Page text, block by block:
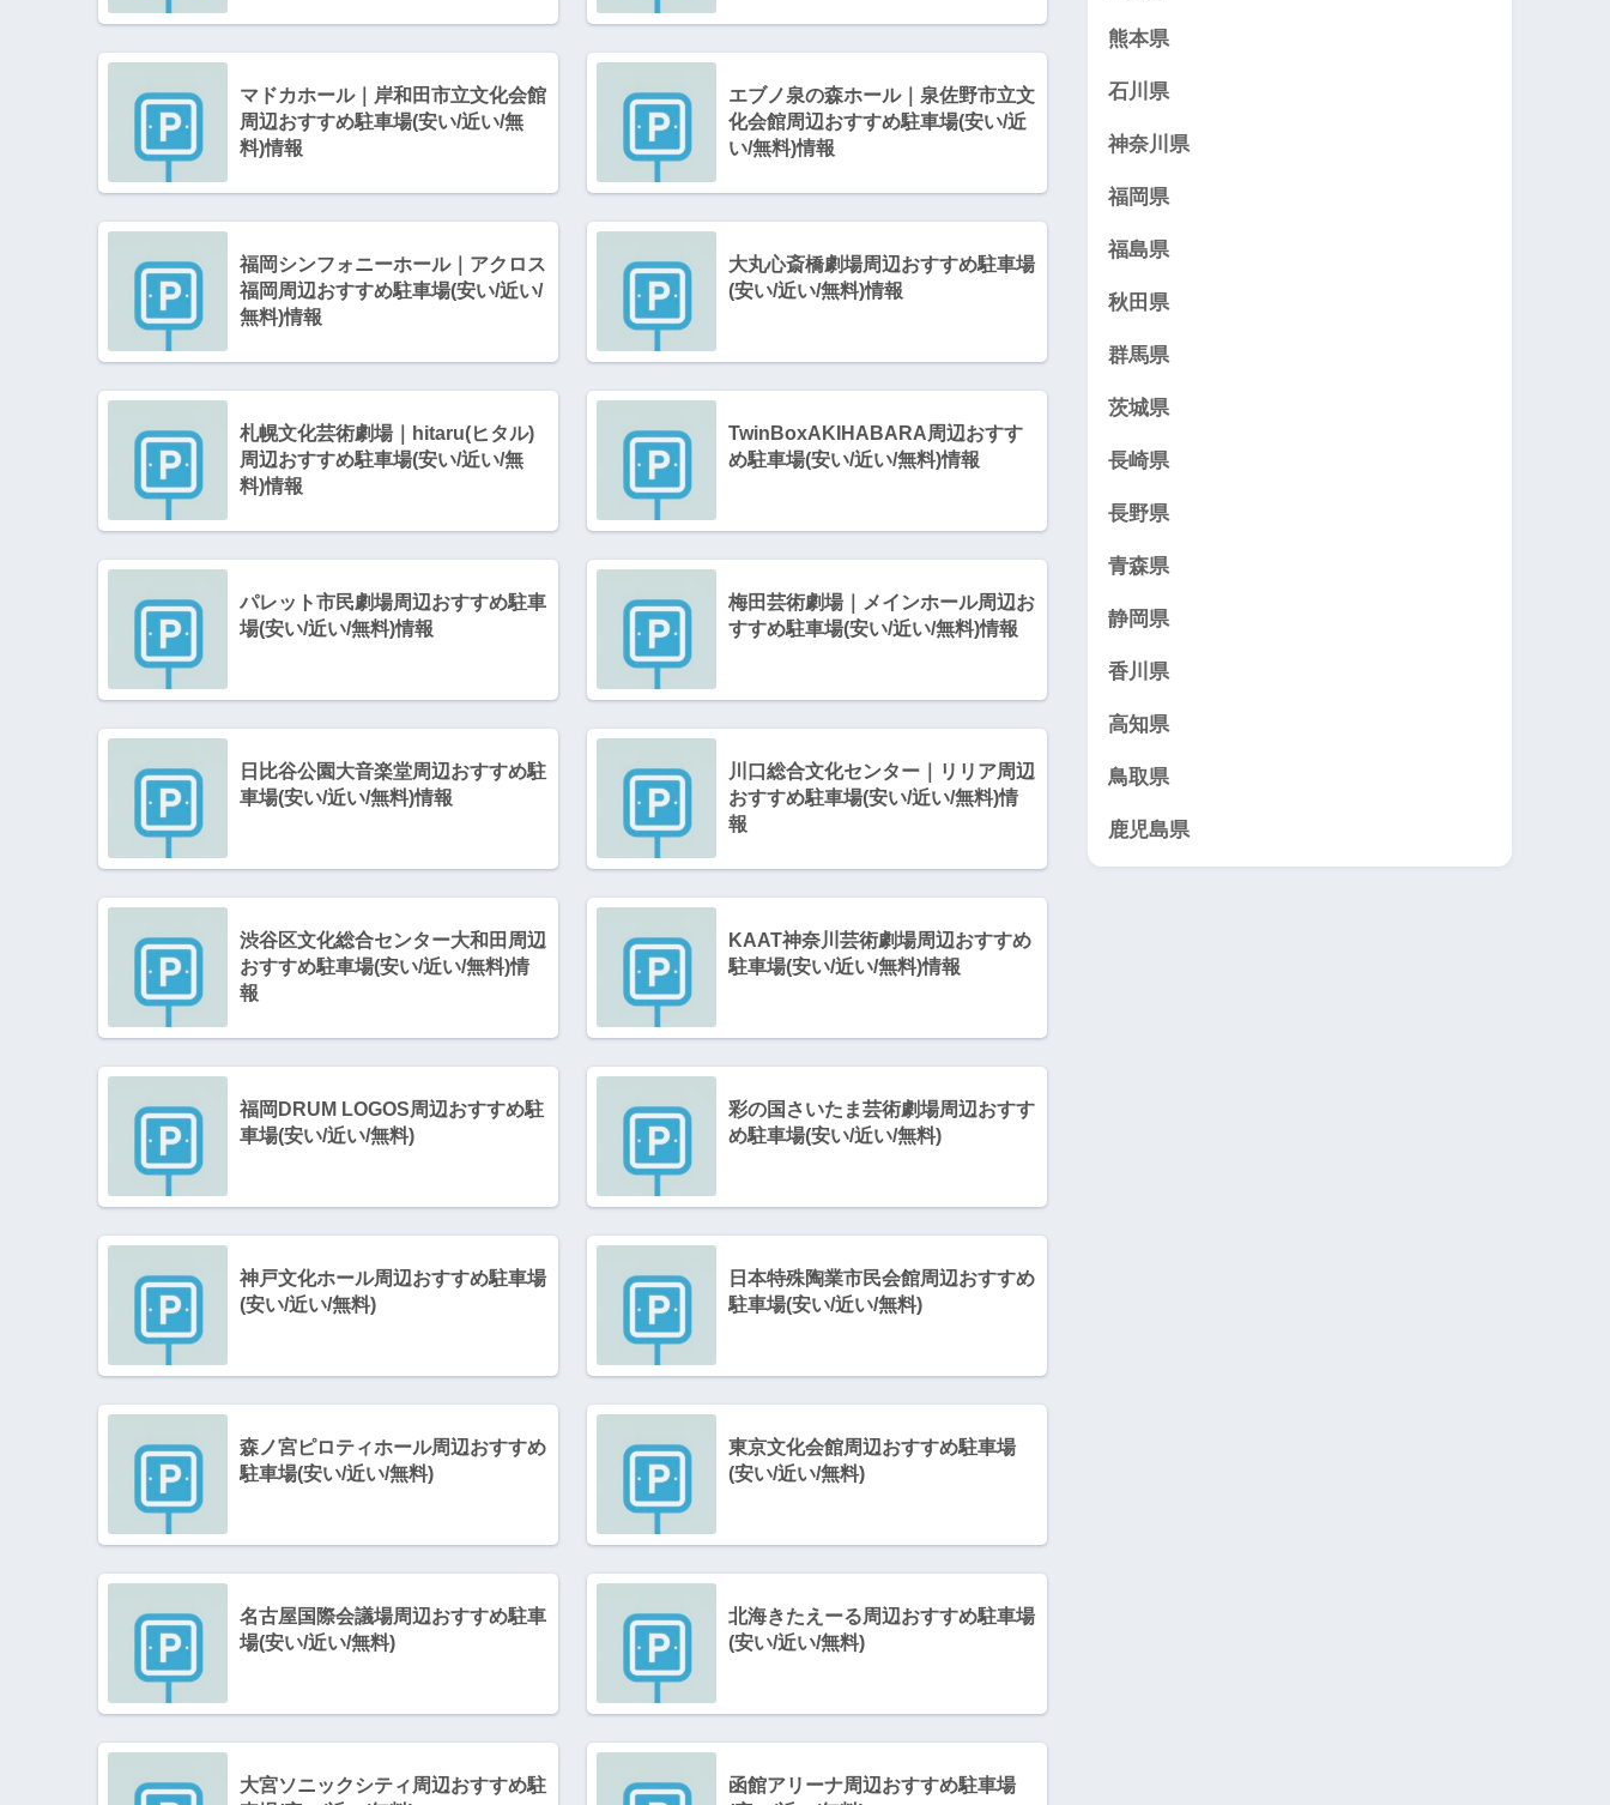
マドカホール｜岸和田市立文化会館
周辺おすすめ駐車場(安い/近い/無
料)情報
エブノ泉の森ホール｜泉佐野市立文
化会館周辺おすすめ駐車場(安い/近
い/無料)情報
福岡シンフォニーホール｜アクロス
福岡周辺おすすめ駐車場(安い/近い/
無料)情報
大丸心斎橋劇場周辺おすすめ駐車場
(安い/近い/無料)情報
札幌文化芸術劇場｜hitaru(ヒタル)
周辺おすすめ駐車場(安い/近い/無
料)情報
TwinBoxAKIHABARA周辺おすす
め駐車場(安い/近い/無料)情報
パレット市民劇場周辺おすすめ駐車
場(安い/近い/無料)情報
梅田芸術劇場｜メインホール周辺お
すすめ駐車場(安い/近い/無料)情報
日比谷公園大音楽堂周辺おすすめ駐
車場(安い/近い/無料)情報
川口総合文化センター｜リリア周辺
おすすめ駐車場(安い/近い/無料)情
報
渋谷区文化総合センター大和田周辺
おすすめ駐車場(安い/近い/無料)情
報
KAAT神奈川芸術劇場周辺おすすめ
駐車場(安い/近い/無料)情報
福岡DRUM LOGOS周辺おすすめ駐
車場(安い/近い/無料)
彩の国さいたま芸術劇場周辺おすす
め駐車場(安い/近い/無料)
神戸文化ホール周辺おすすめ駐車場
(安い/近い/無料)
日本特殊陶業市民会館周辺おすすめ
駐車場(安い/近い/無料)
森ノ宮ピロティホール周辺おすすめ
駐車場(安い/近い/無料)
東京文化会館周辺おすすめ駐車場
(安い/近い/無料)
名古屋国際会議場周辺おすすめ駐車
場(安い/近い/無料)
北海きたえーる周辺おすすめ駐車場
(安い/近い/無料)
大宮ソニックシティ周辺おすすめ駐
函館アリーナ周辺おすすめ駐車場
熊本県
石川県
神奈川県
福岡県
福島県
秋田県
群馬県
茨城県
長崎県
長野県
青森県
静岡県
香川県
高知県
鳥取県
鹿児島県